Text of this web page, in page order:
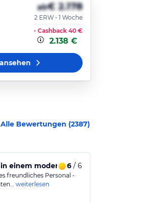
ab€ 2.178
2 ERW • 1 Woche
- Cashback 40 €
2.138 €
Alle Bewertungen (2387)
einem modernen Hotel
6/ 6
freundliches Personal -
weiterlesen